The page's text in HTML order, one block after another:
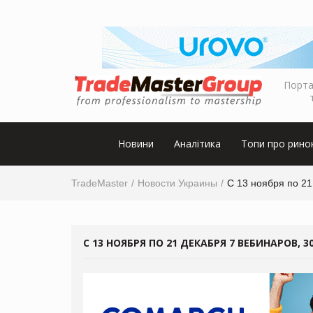
Новини Аналітика Топи про
TradeMaster Новости Украины С 13 ноября по 21
С 13 НОЯБРЯ ПО 21 ДЕКАБРЯ 7 ВЕБИНАРОВ,